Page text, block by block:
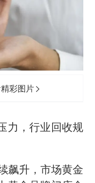
彩图片
力，行业回收规
飙升，市场黄金